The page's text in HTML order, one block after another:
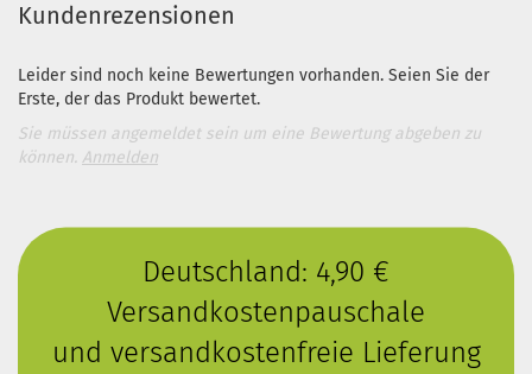
Kundenrezensionen
Leider sind noch keine Bewertungen vorhanden. Seien Sie der
Erste, der das Produkt bewertet.
Sie müssen angemeldet sein um eine Bewertung abgeben zu
können. Anmelden
Deutschland: 4,90 €
Versandkostenpauschale
und versandkostenfreie Lieferung